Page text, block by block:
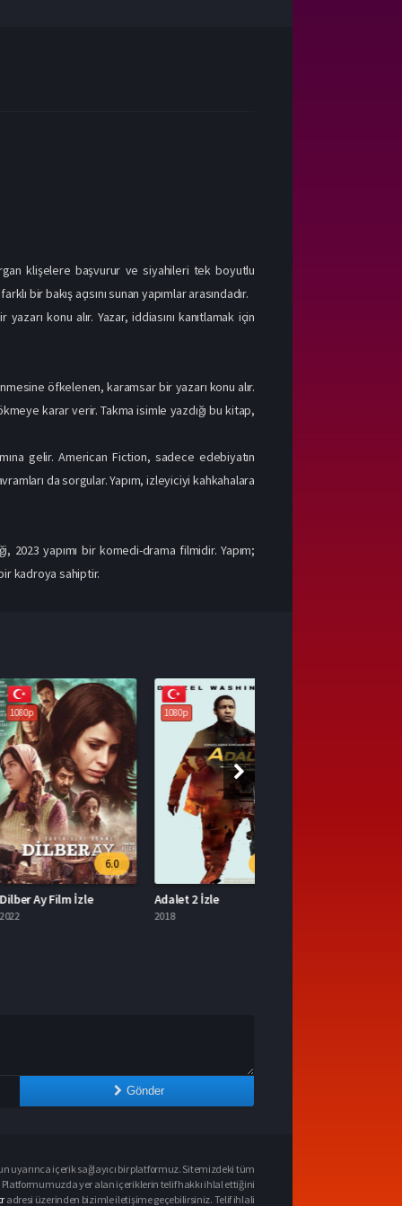
klişelere başvurur ve siyahileri tek boyutlu
bakış açısını sunan yapımlar arasındadır.
konu alır. Yazar, iddiasını kanıtlamak için
öfkelenen, karamsar bir yazarı konu alır.
karar verir. Takma isimle yazdığı bu kitap,
gelir. American Fiction, sadece edebiyatın
da sorgular. Yapım, izleyiciyi kahkahalara
yapımı bir komedi-drama filmidir. Yapım;
kadroya sahiptir.
6.0
Film İzle
1080p
6.7
Adalet 2 İzle
Gönder
uyarınca içerik sağlayıcı bir platformuz. Sitemizdeki tüm
yer alan içeriklerin telif hakkı ihlal ettiğini
adresi üzerinden bizimle iletişime geçebilirsiniz. Telif ihlali